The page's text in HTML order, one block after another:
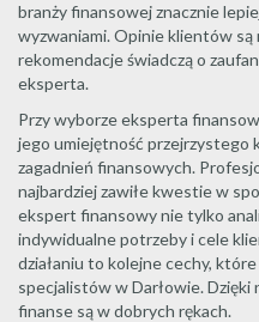
branży finansowej znacznie
wyzwaniami. Opinie klientów
rekomendacje świadczą o
eksperta.
Przy wyborze eksperta
jego umiejętność przejrzystego
zagadnień finansowych.
najbardziej zawiłe kwestie w
ekspert finansowy nie tylko
indywidualne potrzeby i cele
działaniu to kolejne cechy,
specjalistów w Darłowie.
finanse są w dobrych rękach.